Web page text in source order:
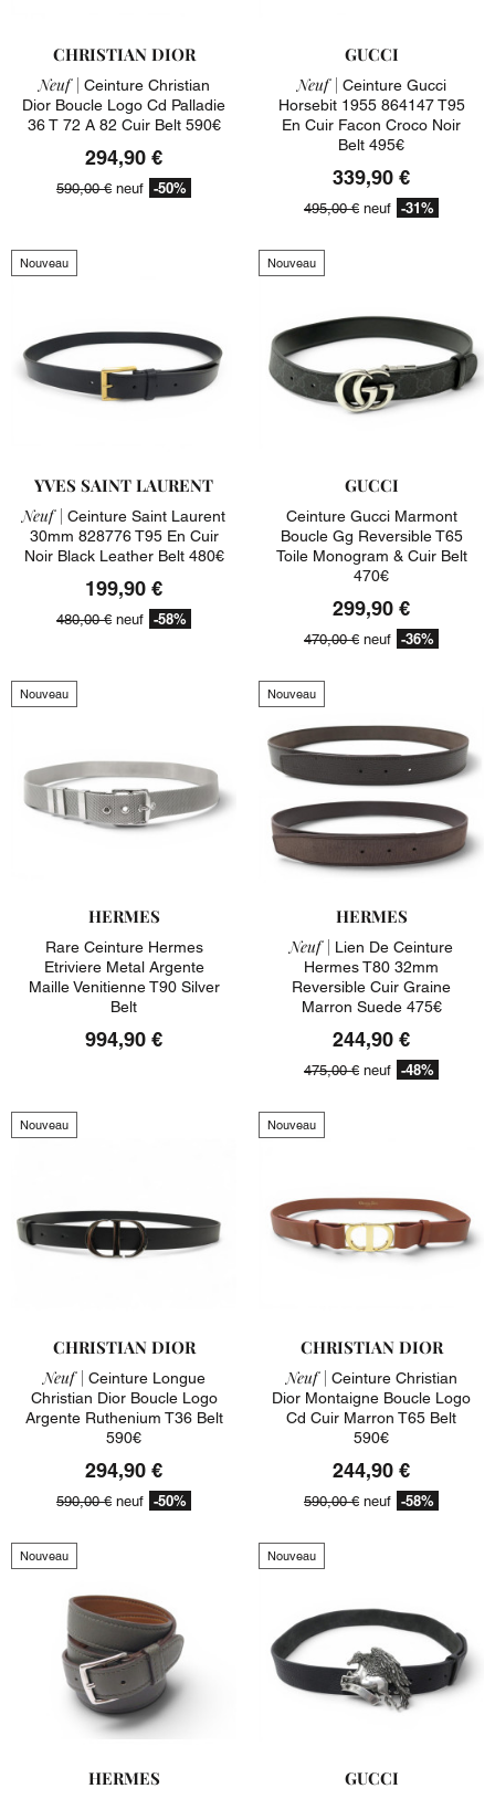
CHRISTIAN DIOR
Neuf | Ceinture Christian
Dior Boucle Logo Cd Palladie
36 T 72 A 82 Cuir Belt 590€
294,90 €
590,00 € neuf -50%
GUCCI
Neuf | Ceinture Gucci
Horsebit 1955 864147 T95
En Cuir Facon Croco Noir
Belt 495€
339,90 €
495,00 € neuf -31%
Nouveau
YVES SAINT LAURENT
Neuf | Ceinture Saint Laurent
30mm 828776 T95 En Cuir
Noir Black Leather Belt 480€
199,90 €
480,00 € neuf -58%
Nouveau
GUCCI
Ceinture Gucci Marmont
Boucle Gg Reversible T65
Toile Monogram & Cuir Belt
470€
299,90 €
470,00 € neuf -36%
Nouveau
HERMES
Rare Ceinture Hermes
Etriviere Metal Argente
Maille Venitienne T90 Silver
Belt
994,90 €
Nouveau
HERMES
Neuf | Lien De Ceinture
Hermes T80 32mm
Reversible Cuir Graine
Marron Suede 475€
244,90 €
475,00 € neuf -48%
Nouveau
CHRISTIAN DIOR
Neuf | Ceinture Longue
Christian Dior Boucle Logo
Argente Ruthenium T36 Belt
590€
294,90 €
590,00 € neuf -50%
Nouveau
CHRISTIAN DIOR
Neuf | Ceinture Christian
Dior Montaigne Boucle Logo
Cd Cuir Marron T65 Belt
590€
244,90 €
590,00 € neuf -58%
Nouveau
HERMES
Nouveau
GUCCI